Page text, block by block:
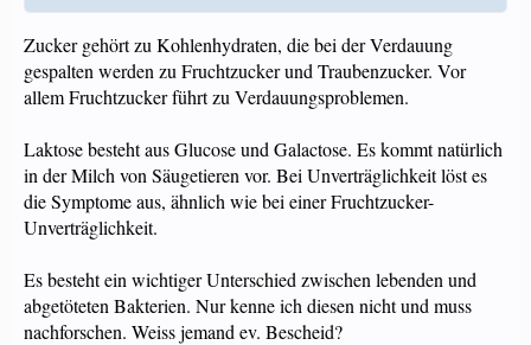
Zucker gehört zu Kohlenhydraten, die bei der Verdauung
gespalten werden zu Fruchtzucker und Traubenzucker. Vor
allem Fruchtzucker führt zu Verdauungsproblemen.
Laktose besteht aus Glucose und Galactose. Es kommt natürlich
in der Milch von Säugetieren vor. Bei Unverträglichkeit löst es
die Symptome aus, ähnlich wie bei einer Fruchtzucker-
Unverträglichkeit.
Es besteht ein wichtiger Unterschied zwischen lebenden und
abgetöteten Bakterien. Nur kenne ich diesen nicht und muss
nachforschen. Weiss jemand ev. Bescheid?